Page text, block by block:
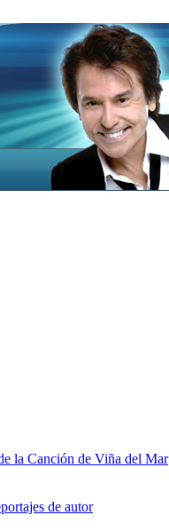
la Canción de Viña del Mar
de autor